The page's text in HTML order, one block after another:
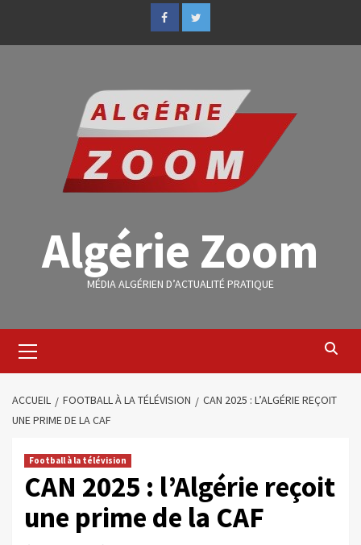
Algérie Zoom
MÉDIA ALGÉRIEN D’ACTUALITÉ PRATIQUE
ACCUEIL FOOTBALL À LA TÉLÉVISION
CAN 2025 : L’ALGÉRIE REÇOIT
UNE PRIME DE LA CAF
Football à la télévision
CAN 2025 : l’Algérie reçoit
une prime de la CAF